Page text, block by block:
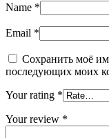
Name *
Email *
Сохранить моё
последующих моих
Your rating *
Your review *